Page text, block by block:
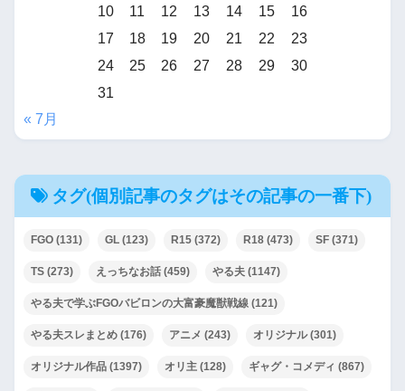
10
11 12 13 14 15
16
17
18 19 20 21 22
23
24
25 26 27 28 29
30
31
« 7月
タグ(個別記事のタグはその記事の一番下)
FGO (131) GL (123) R15 (372) R18 (473) SF (371)
TS (273) えっちなお話 (459) やる夫 (1147)
やる夫で学ぶFGOバビロンの大富豪魔獣戦線 (121)
やる夫スレまとめ (176) アニメ (243) オリジナル(301)
オリジナル作品 (1397) オリ主 (128) ギャグ・コメディ (867)